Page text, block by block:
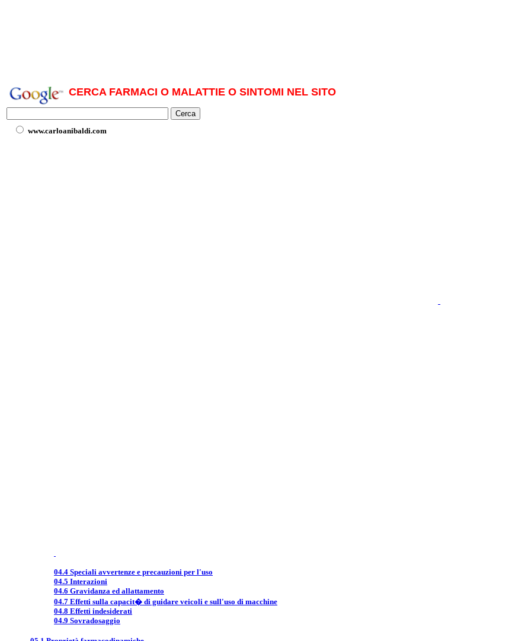
CERCA FARMACI O MALATTIE O SINTOMI NEL SITO
www.carloanibaldi.com
04.4 Speciali avvertenze e precauzioni per l'uso
04.5 Interazioni
04.6 Gravidanza ed allattamento
04.7 Effetti sulla capacit� di guidare veicoli e sull'uso di macchine
04.8 Effetti indesiderati
04.9 Sovradosaggio